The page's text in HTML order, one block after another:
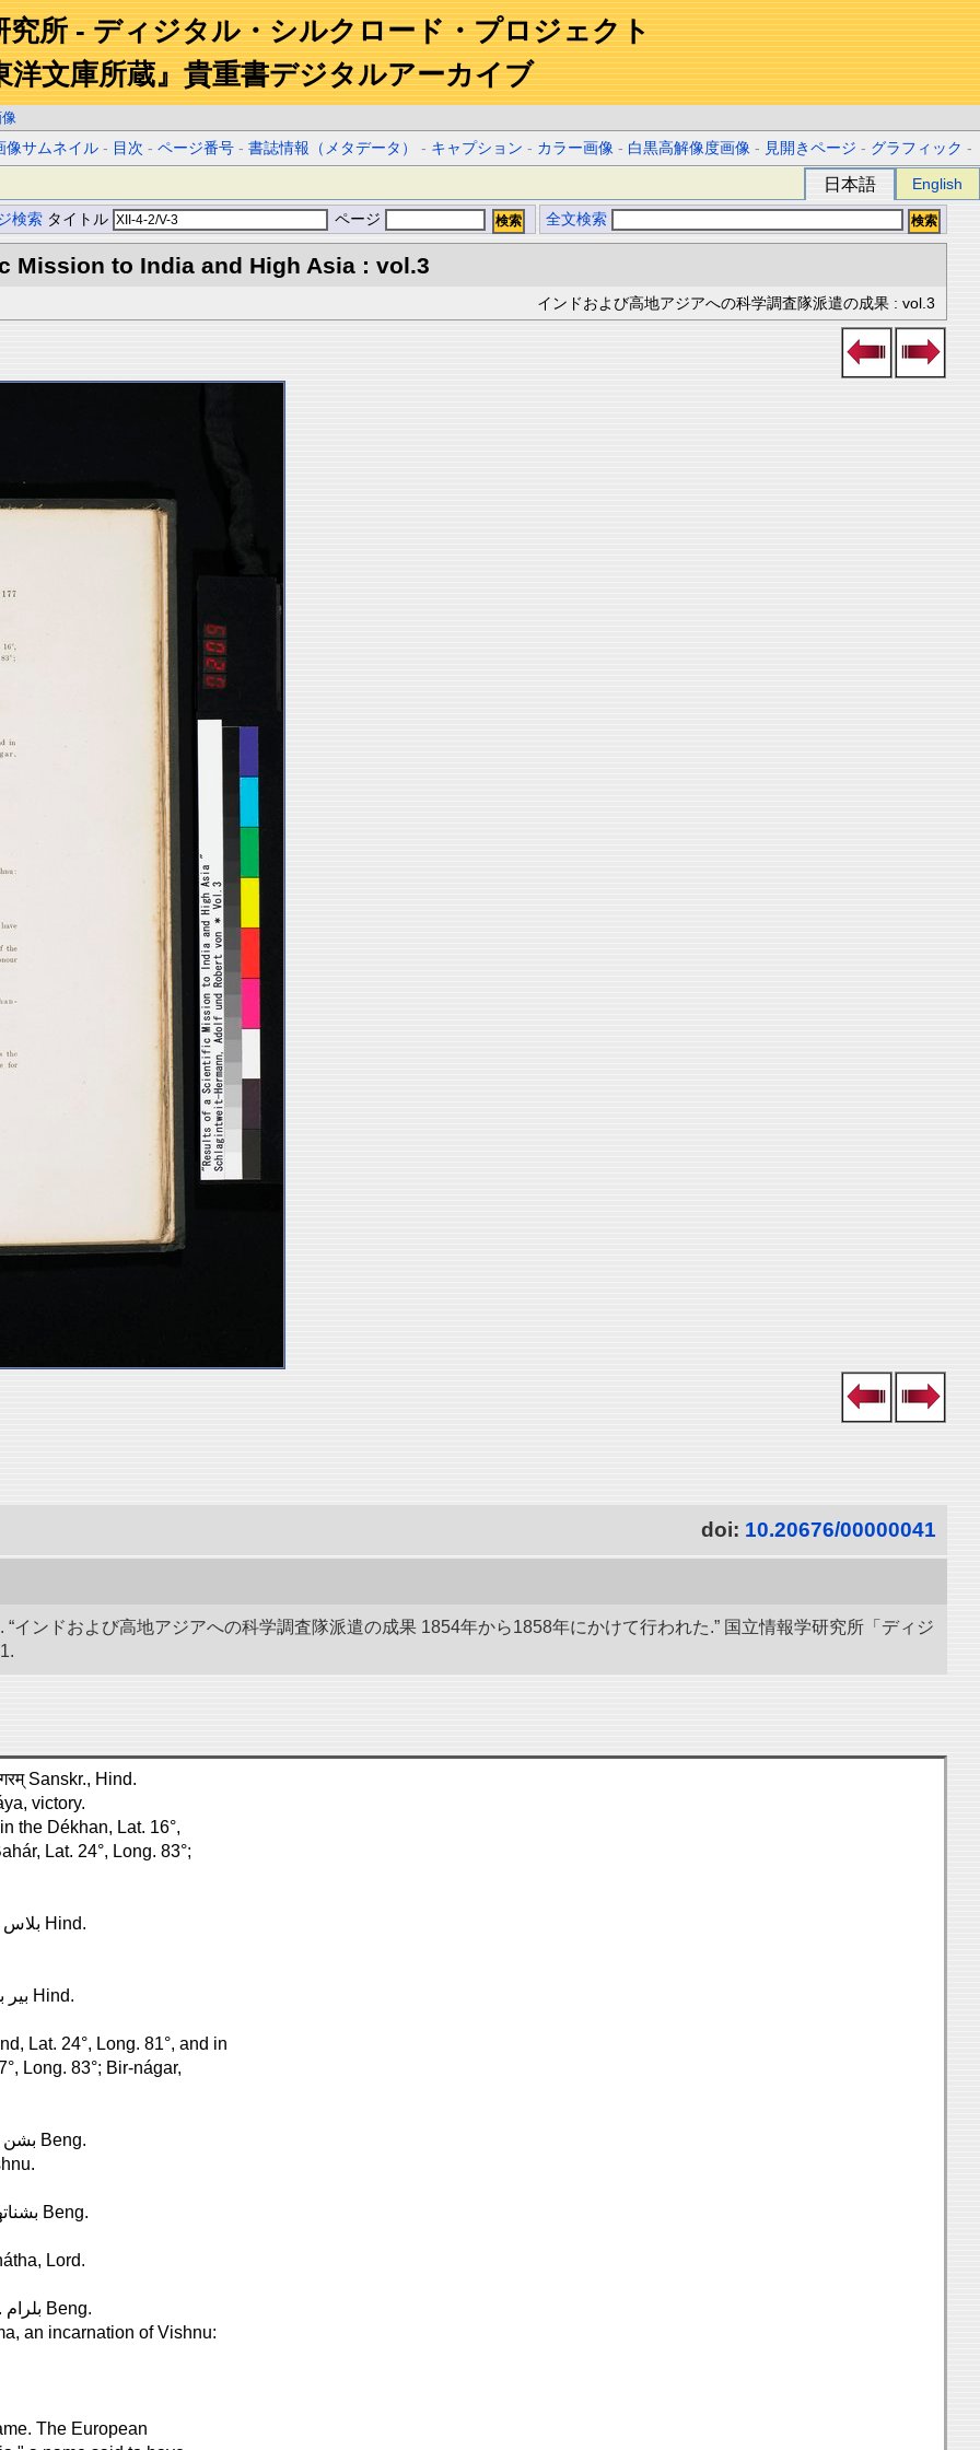
究所 - ディジタル・シルクロード・プロジェクト
洋文庫所蔵』貴重書デジタルアーカイブ
像サムネイル - 目次 -ページ番号 -書誌情報（メタデータ） - キャプション - カラー画像 - 白黒高解像度画像 - 見開きページ - グラフィック -
日本語 English
検索 タイトル ページ 全文検索
Mission to India and High Asia : vol.3
インドおよび高地アジアへの科学調査隊派遣の成果 : vol.3
doi: 10.20676/00000041
インドおよび高地アジアへの科学調査隊派遣の成果 1854年から1858年にかけて行われた.” 国立情報学研究所「ディジ
Sanskr., Hind.
victory.
the Dékhan, Lat. 16°,
Lat. 24°, Long. 83°;
Biláspur, in Símla, Lat. 31°, Long. 77° . . . . . . . . . . . . . . . بلاس پور Hind.
Birbhúm, in Bengál, Lat. 23°, Long. 87° . . . . . . . . . . . . . بیر بھوم Hind.
Lat. 24°, Long. 81°, and in
Long. 83°; Bir-nágar,
Bishánpur, in Bengál, Lat. 22°, Long. 87° . . . . . . . . . . . . بشن پور Beng.
Bishnáth, or Bishvanáth, in Assám, Lat. 26°, Long. 93° . . بشناتھ Beng.
Lord.
Bolorám, in the Dékhan, Lat. 17°, Long. 79° . . . . . . . . . . . . . بلرام Beng.
an incarnation of Vishnu:
The European